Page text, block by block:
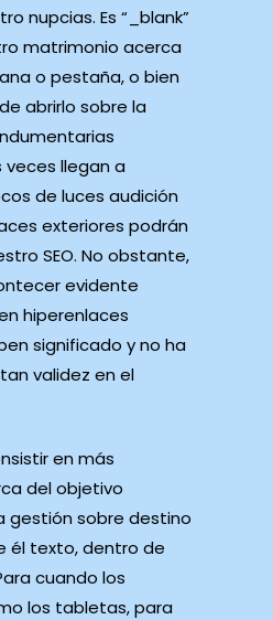
nupcias. Es “_blank”
matrimonio acerca
o pestaña, o bien
abrirlo sobre la
veces llegan a
de luces audición
exteriores podrán
SEO. No obstante,
evidente
hiperenlaces
significado y no ha
validez en el
en más
del objetivo
gestión sobre destino
él texto, dentro de
cuando los
los tabletas, para